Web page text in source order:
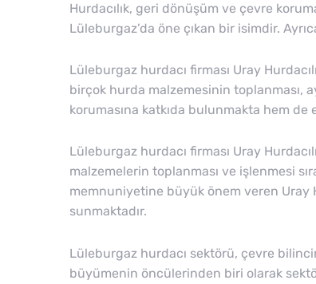
Hurdacılık, geri dönüşüm ve çevre
Lüleburgaz’da öne çıkan bir isimdir.
Lüleburgaz hurdacı firması Uray
birçok hurda malzemesinin toplanması,
korumasına katkıda bulunmakta hem
Lüleburgaz hurdacı firması Uray
malzemelerin toplanması ve işlenmesi
memnuniyetine büyük önem veren Uray
sunmaktadır.
Lüleburgaz hurdacı sektörü, çevre
büyümenin öncülerinden biri olarak